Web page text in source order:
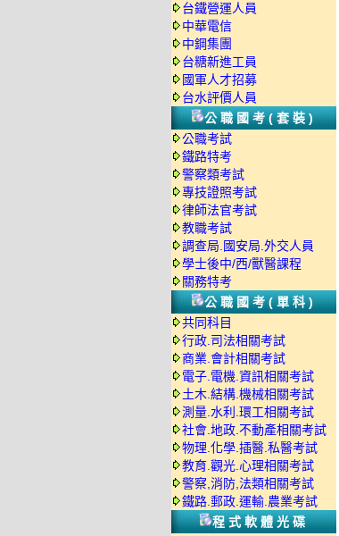
台鐵營運人員
中華電信
中鋼集團
台糖新進工員
國軍人才招募
台水評價人員
公職國考(套裝)
公職考試
鐵路特考
警察類考試
專技證照考試
律師法官考試
教職考試
調查局.國安局.外交人員
學士後中/西/獸醫課程
關務特考
公職國考(單科)
共同科目
行政.司法相關考試
商業.會計相關考試
電子.電機.資訊相關考試
土木.結構.機械相關考試
測量.水利.環工相關考試
社會.地政.不動產相關考試
物理.化學.插醫.私醫考試
教育.觀光.心理相關考試
警察,消防,法類相關考試
鐵路.郵政.運輸.農業考試
程式軟體光碟